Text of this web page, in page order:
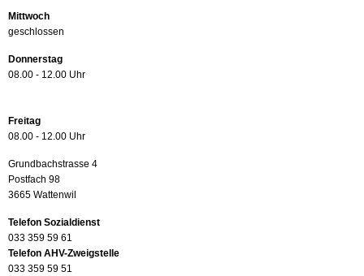
Mittwoch
geschlossen
Donnerstag
08.00 - 12.00 Uhr
Freitag
08.00 - 12.00 Uhr
Grundbachstrasse 4
Postfach 98
3665 Wattenwil
Telefon Sozialdienst
033 359 59 61
Telefon AHV-Zweigstelle
033 359 59 51